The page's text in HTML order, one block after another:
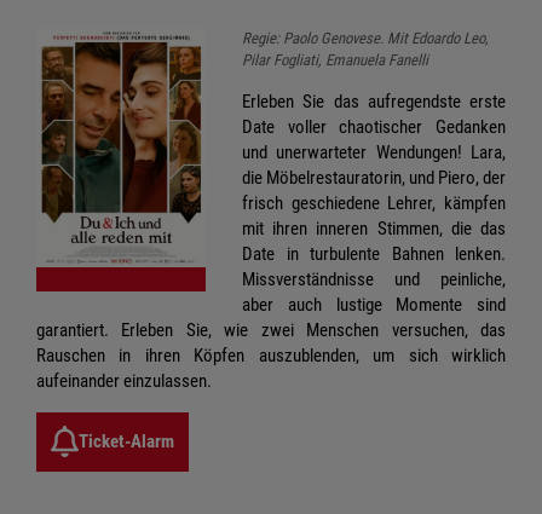
Regie: Paolo Genovese. Mit Edoardo Leo,
Pilar Fogliati, Emanuela Fanelli
Erleben Sie das aufregendste erste
Date voller chaotischer Gedanken
und unerwarteter Wendungen! Lara,
die Möbelrestauratorin, und Piero, der
frisch geschiedene Lehrer, kämpfen
mit ihren inneren Stimmen, die das
Date in turbulente Bahnen lenken.
Missverständnisse und peinliche,
aber auch lustige Momente sind
garantiert. Erleben Sie, wie zwei Menschen versuchen, das
Rauschen in ihren Köpfen auszublenden, um sich wirklich
aufeinander einzulassen.
Ticket-Alarm